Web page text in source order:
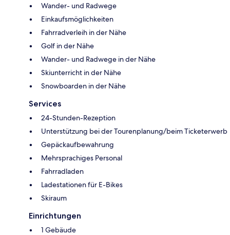
Wander- und Radwege
Einkaufsmöglichkeiten
Fahrradverleih in der Nähe
Golf in der Nähe
Wander- und Radwege in der Nähe
Skiunterricht in der Nähe
Snowboarden in der Nähe
Services
24-Stunden-Rezeption
Unterstützung bei der Tourenplanung/beim Ticketerwerb
Gepäckaufbewahrung
Mehrsprachiges Personal
Fahrradladen
Ladestationen für E-Bikes
Skiraum
Einrichtungen
1 Gebäude